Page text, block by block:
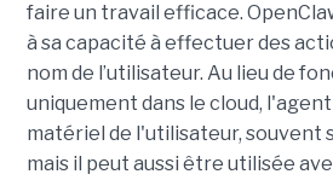
faire un travail efficace.
à sa capacité à effectuer des
nom de l’utilisateur. Au lieu de
uniquement dans le cloud,
matériel de l'utilisateur, souvent
mais il peut aussi être utilisée